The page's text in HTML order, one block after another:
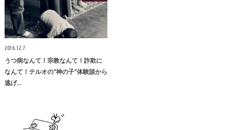
2016.12.7
うつ病なんて！宗教なんて！詐欺に
なんて！テルオの“神の子”体験談から
逃げ…